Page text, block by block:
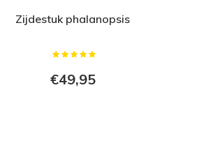
Zijdestuk phalanopsis
€49,95